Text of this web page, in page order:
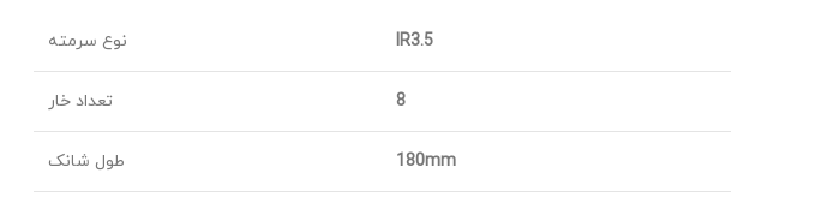
نوع سرمته IR3.5
تعداد خار 8
طول شانک 180mm